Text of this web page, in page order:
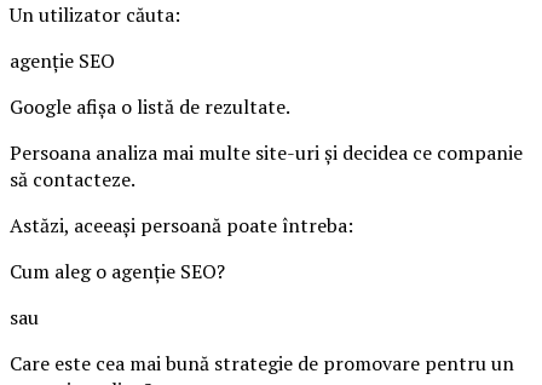
Un utilizator căuta:
agenție SEO
Google afișa o listă de rezultate.
Persoana analiza mai multe site-uri și decidea ce companie
să contacteze.
Astăzi, aceeași persoană poate întreba:
Cum aleg o agenție SEO?
sau
Care este cea mai bună strategie de promovare pentru un